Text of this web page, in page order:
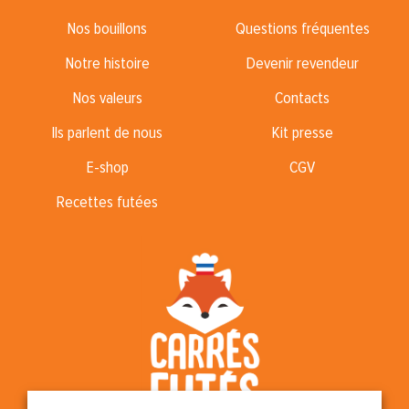
Nos bouillons
Notre histoire
Nos valeurs
Ils parlent de nous
E-shop
Recettes futées
Questions fréquentes
Devenir revendeur
Contacts
Kit presse
CGV